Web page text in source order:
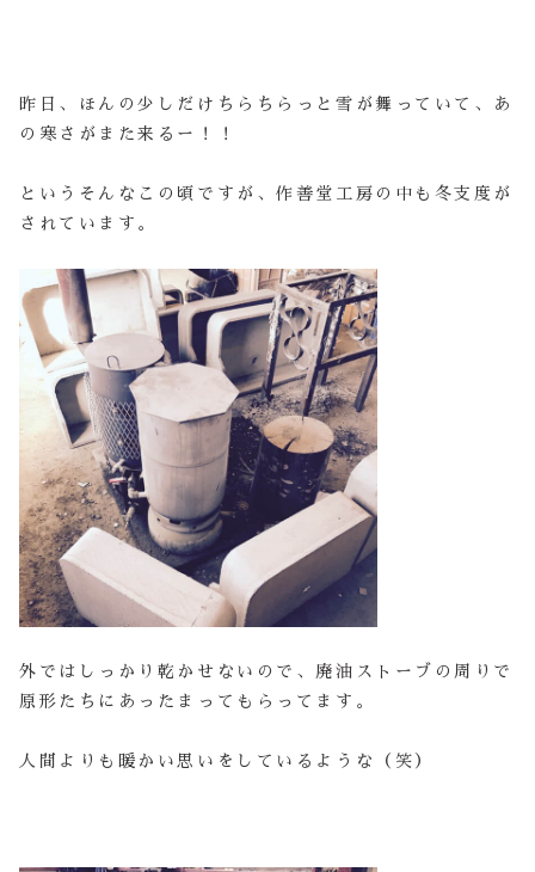
昨日、ほんの少しだけちらちらっと雪が舞っていて、あ
の寒さがまた来るー！！
というそんなこの頃ですが、作善堂工房の中も冬支度が
されています。
外ではしっかり乾かせないので、廃油ストーブの周りで
原形たちにあったまってもらってます。
人間よりも暖かい思いをしているような（笑）